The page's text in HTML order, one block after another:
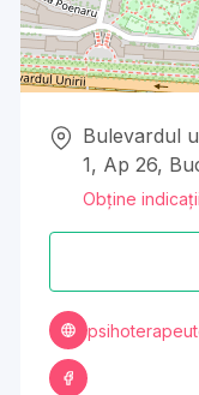
Bulevardul
1, Ap 26,
Obține